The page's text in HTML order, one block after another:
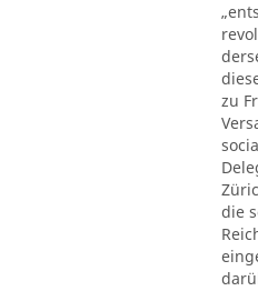
zu
die